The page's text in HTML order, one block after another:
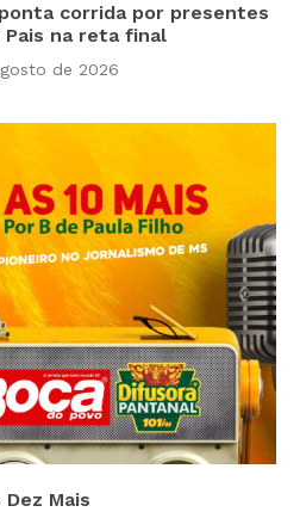
corrida por presentes
Pais na reta final
de 2026
Dez Mais